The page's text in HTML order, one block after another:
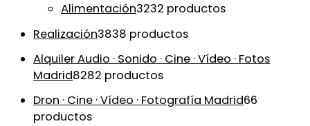
Alimentación3232 productos
Realización3838 productos
Alquiler Audio · Sonido · Cine · Vídeo · Fotos
Madrid8282 productos
Dron · Cine · Vídeo · Fotografía Madrid66
productos